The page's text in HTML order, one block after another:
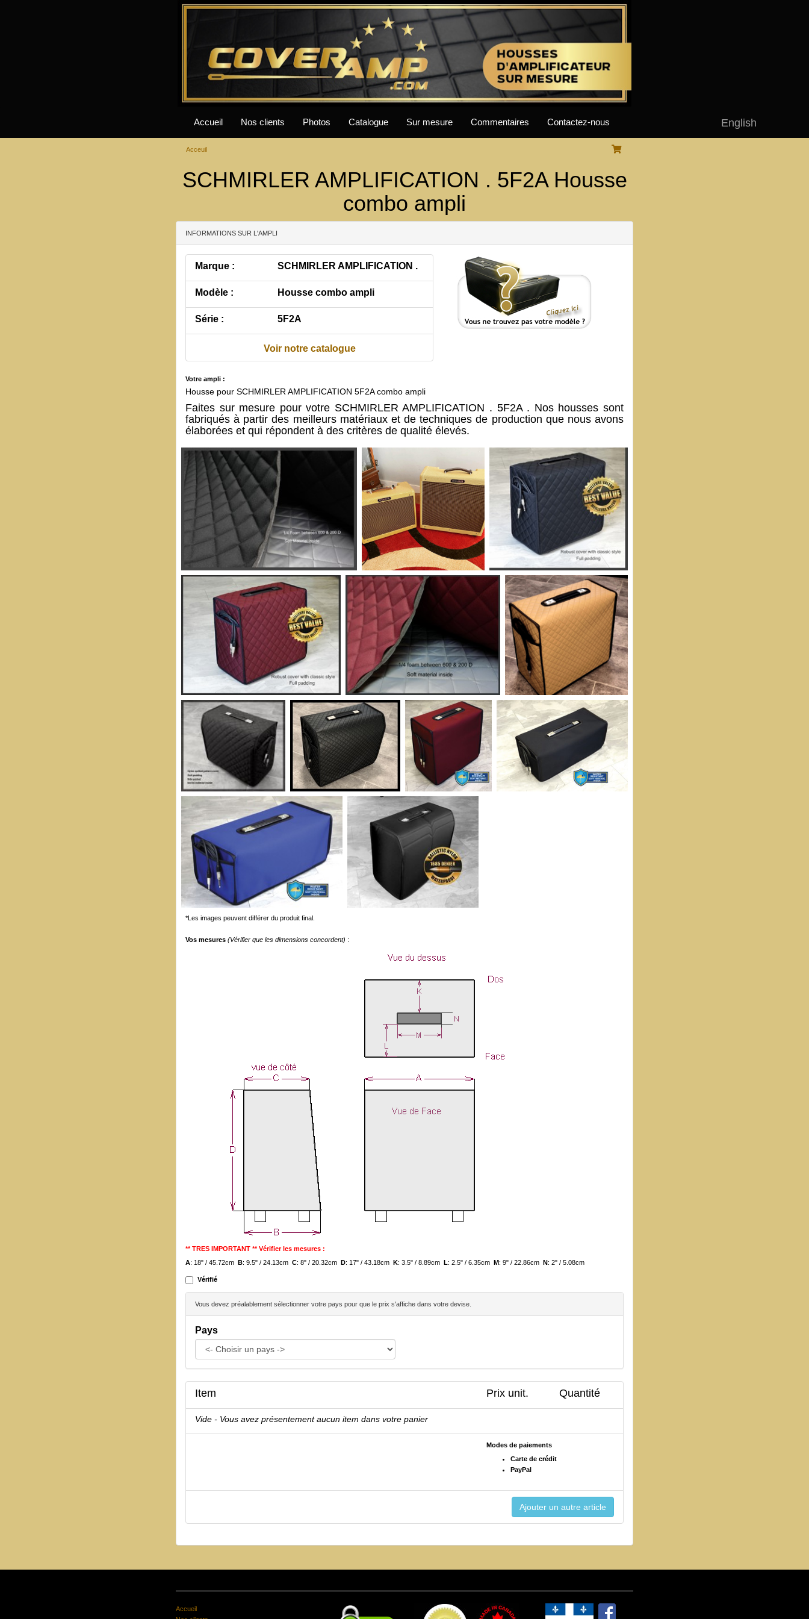
English
Accueil Nos clients Photos Catalogue Sur mesure Commentaires Contactez-nous
Acceuil
SCHMIRLER AMPLIFICATION . 5F2A Housse
combo ampli
INFORMATIONS SUR L'AMPLI
Marque : SCHMIRLER AMPLIFICATION .
Modèle : Housse combo ampli
Série : 5F2A
Voir notre catalogue
Votre ampli :
Housse pour SCHMIRLER AMPLIFICATION 5F2A combo ampli
Faites sur mesure pour votre SCHMIRLER AMPLIFICATION . 5F2A . Nos housses sont
fabriqués à partir des meilleurs matériaux et de techniques de production que nous avons
élaborées et qui répondent à des critères de qualité élevés.
*Les images peuvent différer du produit final.
Vos mesures (Vérifier que les dimensions concordent) :
** TRES IMPORTANT ** Vérifier les mesures :
A: 18" / 45.72cm B: 9.5" / 24.13cm C: 8" / 20.32cm D: 17" / 43.18cm K: 3.5" / 8.89cm L: 2.5" / 6.35cm M: 9" / 22.86cm N: 2" / 5.08cm
Vérifié
Vous devez préalablement sélectionner votre pays pour que le prix s'affiche dans votre devise.
Pays
Item Prix unit. Quantité
Vide - Vous avez présentement aucun item dans votre panier
Modes de paiements
Carte de crédit
PayPal
Accueil